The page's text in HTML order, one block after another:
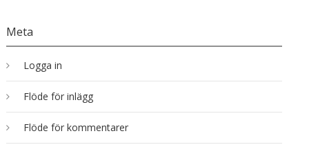
Meta
Logga in
Flöde för inlägg
Flöde för kommentarer